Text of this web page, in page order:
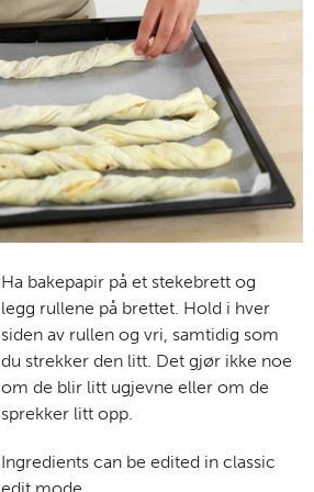
Ha bakepapir på et stekebrett og
legg rullene på brettet. Hold i hver
siden av rullen og vri, samtidig som
du strekker den litt. Det gjør ikke noe
om de blir litt ugjevne eller om de
sprekker litt opp.
Ingredients can be edited in classic
edit mode.